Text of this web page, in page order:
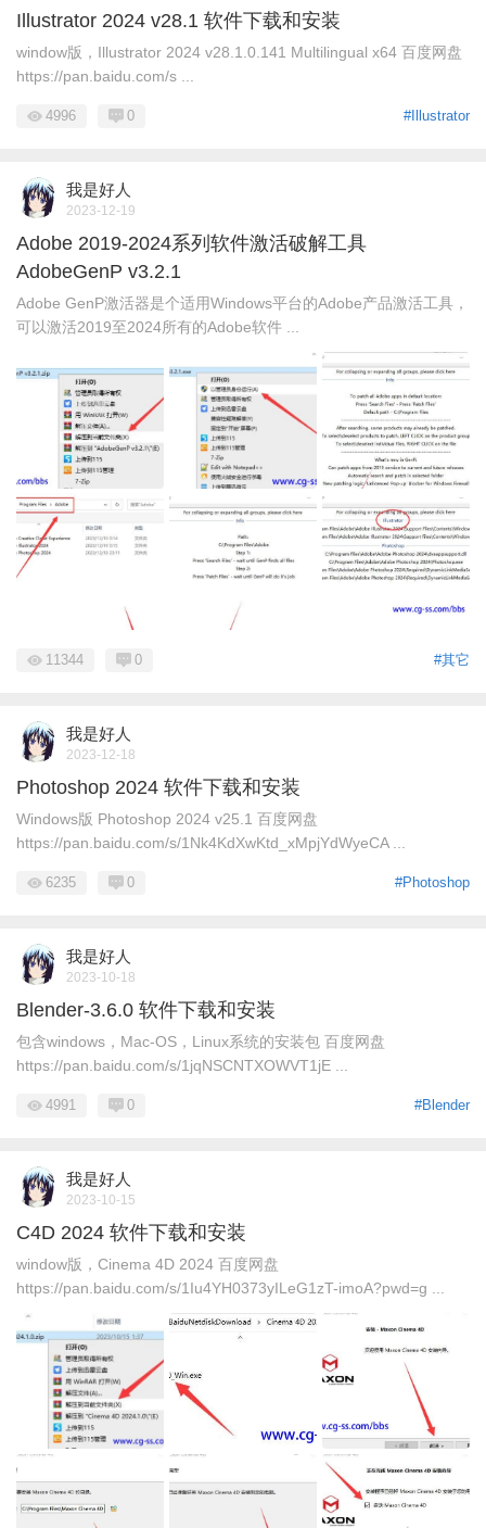
Illustrator 2024 v28.1 软件下载和安装
window版，Illustrator 2024 v28.1.0.141 Multilingual x64 百度网盘
https://pan.baidu.com/s ...
#Illustrator
4996 0
我是好人
2023-12-19
Adobe 2019-2024系列软件激活破解工具
AdobeGenP v3.2.1
Adobe GenP激活器是个适用Windows平台的Adobe产品激活工具，
可以激活2019至2024所有的Adobe软件 ...
#其它
11344 0
我是好人
2023-12-18
Photoshop 2024 软件下载和安装
Windows版 Photoshop 2024 v25.1 百度网盘
https://pan.baidu.com/s/1Nk4KdXwKtd_xMpjYdWyeCA ...
#Photoshop
6235 0
我是好人
2023-10-18
Blender-3.6.0 软件下载和安装
包含windows，Mac-OS，Linux系统的安装包 百度网盘
https://pan.baidu.com/s/1jqNSCNTXOWVT1jE ...
#Blender
4991 0
我是好人
2023-10-15
C4D 2024 软件下载和安装
window版，Cinema 4D 2024 百度网盘
https://pan.baidu.com/s/1Iu4YH0373yILeG1zT-imoA?pwd=g ...